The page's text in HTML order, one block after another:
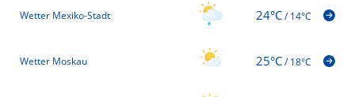
Wetter Mexiko-Stadt 24°C/14°C
Wetter Moskau 25°C/18°C